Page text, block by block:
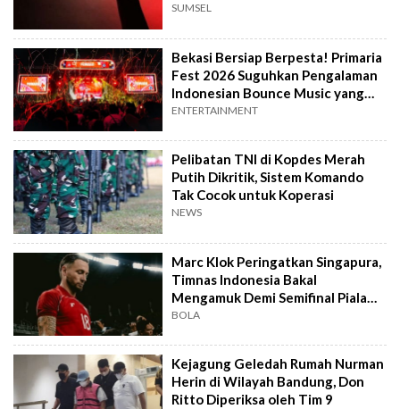
SUMSEL
Bekasi Bersiap Berpesta! Primaria
Fest 2026 Suguhkan Pengalaman
Indonesian Bounce Music yang
Berbeda
ENTERTAINMENT
Pelibatan TNI di Kopdes Merah
Putih Dikritik, Sistem Komando
Tak Cocok untuk Koperasi
NEWS
Marc Klok Peringatkan Singapura,
Timnas Indonesia Bakal
Mengamuk Demi Semifinal Piala
AFF 2026
BOLA
Kejagung Geledah Rumah Nurman
Herin di Wilayah Bandung, Don
Ritto Diperiksa oleh Tim 9